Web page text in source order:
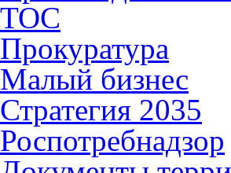
ТОС
Прокуратура
Малый бизнес
Стратегия 2035
Роспотребнадзор